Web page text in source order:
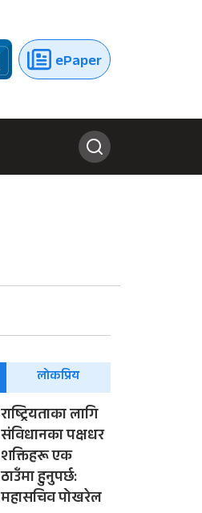
ePaper
लोकप्रिय
राष्ट्रियताका लागि
संविधानका पक्षधर
शक्तिहरू एक
ठाउँमा हुनुपर्छ:
महासचिव पोखरेल